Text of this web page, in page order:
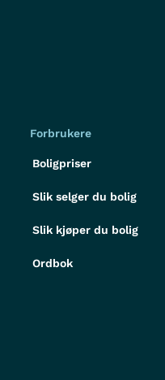
Forbrukere
Boligpriser
Slik selger du bolig
Slik kjøper du bolig
Ordbok